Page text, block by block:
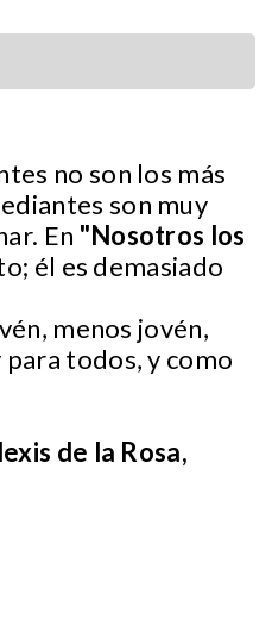
no son los más
son muy
En "Nosotros los
él es demasiado
menos jovén,
todos, y como
de la Rosa,